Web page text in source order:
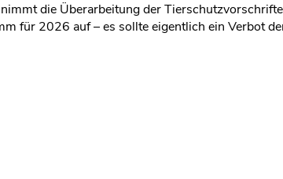
die Überarbeitung der
für 2026 auf – es sollte eigentlich ein Verbot